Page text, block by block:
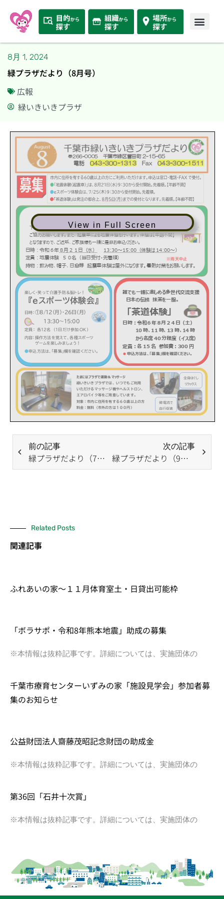
8月 1, 2024
緑プラザだより（8月号）
広報
緑いきいきプラザ
View in Full Screen
前の記事
緑プラザだより（7月号）
次の記事
緑プラザだより（9月号）
Related Posts
関連記事
ふれあいの家～１１月体育室土・日貸出可能枠
「ボラサポ・令和8年熊本地震」助成の募集
※本情報は抜粋記事です。詳細については、実施団体の
千葉市療育センターいずみの家「施設見学会」参加者募
集のお知らせ
公益財団法人齋藤茂昭記念財団の助成金
※本情報は抜粋記事です。詳細については、実施団体の
第36回「石井十次賞」
※本情報は抜粋記事です。詳細については、実施団体の